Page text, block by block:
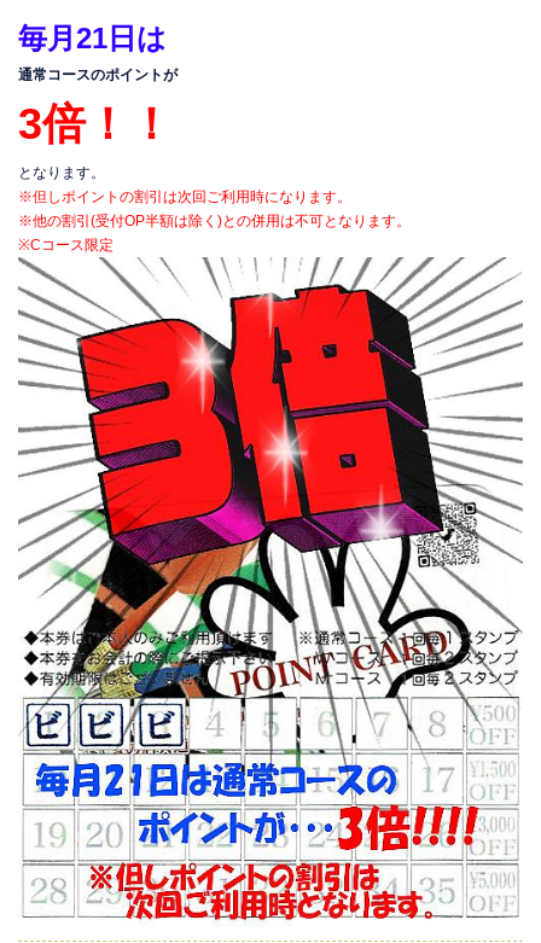
毎月21日は
通常コースのポイントが
3倍！！
となります。
※但しポイントの割引は次回ご利用時になります。
※他の割引(受付OP半額は除く)との併用は不可となります。
※Cコース限定